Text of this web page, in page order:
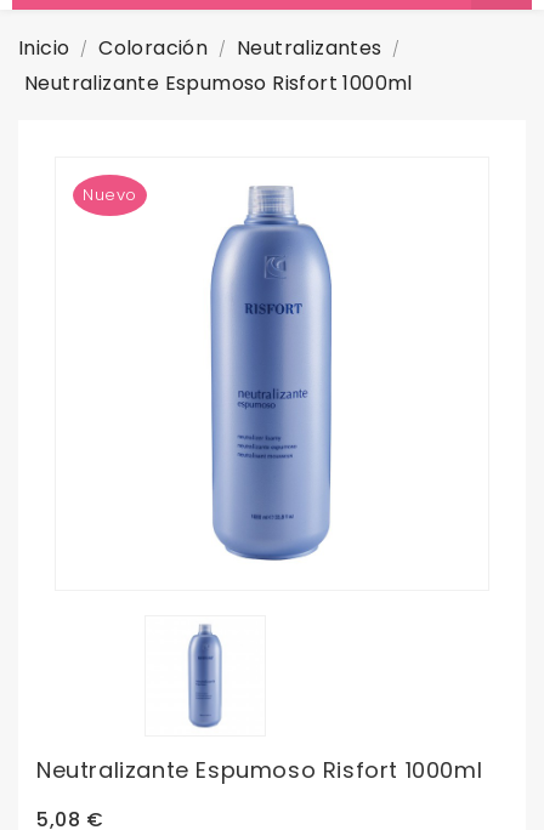
Inicio Coloración
Neutralizantes
Neutralizante Espumoso Risfort 1000ml
Nuevo
Neutralizante Espumoso Risfort 1000ml
5,08 €